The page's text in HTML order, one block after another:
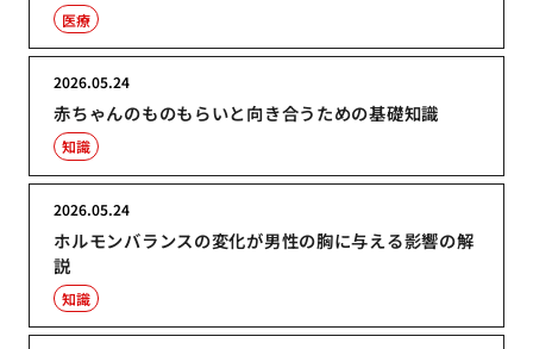
医療
赤ちゃんのものもらいと向き合うための基礎知識
2026.05.24
知識
ホルモンバランスの変化が男性の胸に与える影響の解
説
2026.05.24
知識